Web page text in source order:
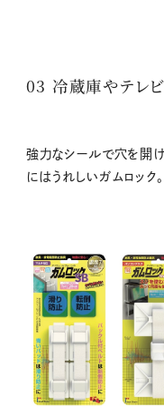
03 冷蔵庫やテレビ
強力なシールで穴を開
にはうれしいガムロック。